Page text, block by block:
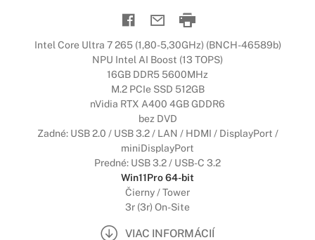
Intel Core Ultra 7 265 (1,80-5,30GHz) (BNCH-46589b)
NPU Intel AI Boost (13 TOPS)
16GB DDR5 5600MHz
M.2 PCIe SSD 512GB
nVidia RTX A400 4GB GDDR6
bez DVD
Zadné: USB 2.0 / USB 3.2 / LAN / HDMI / DisplayPort /
miniDisplayPort
Predné: USB 3.2 / USB-C 3.2
Win11Pro 64-bit
Čierny / Tower
3r (3r) On-Site
VIAC INFORMÁCIÍ